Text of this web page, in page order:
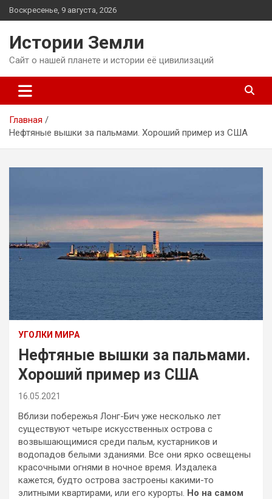
Перейти
к
Воскресенье, 9 августа, 2026
Истории Земли
Сайт о нашей планете и истории её цивилизаций
Главная
Нефтяные вышки за пальмами. Хороший пример из США
УГОЛКИ МИРА
Нефтяные вышки за пальмами.
Хороший пример из США
16.05.2021
Вблизи побережья Лонг-Бич уже несколько лет
существуют четыре искусственных острова с
возвышающимися среди пальм, кустарников и
водопадов белыми зданиями. Все они ярко освещены
красочными огнями в ночное время. Издалека
кажется, будто острова застроены какими-то
элитными квартирами, или его курорты. Но на самом